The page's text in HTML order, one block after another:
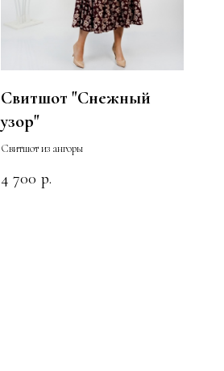
Свитшот "Снежный
узор"
Свитшот из ангоры
4 700 р.